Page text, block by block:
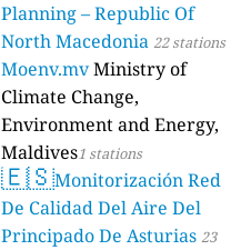
Planning – Republic Of
North Macedonia 22 stations
Moenv.mvMinistry of
Climate Change,
Environment and Energy,
Maldives1 stations
🇪🇸Monitorización Red
De Calidad Del Aire Del
Principado De Asturias 23